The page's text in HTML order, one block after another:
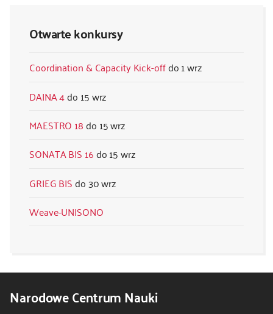
Otwarte konkursy
Coordination & Capacity Kick-off
1 wrz
DAINA 4
15 wrz
MAESTRO 18
15 wrz
SONATA BIS 16
15 wrz
GRIEG BIS
30 wrz
Weave-UNISONO
Narodowe Centrum Nauki